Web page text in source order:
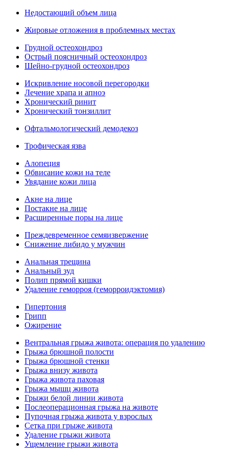
Недостающий объем лица
Жировые отложения в проблемных местах
Грудной остеохондроз
Острый поясничный остеохондроз
Шейно-грудной остеохондроз
Искривление носовой перегородки
Лечение храпа и апноэ
Хронический ринит
Хронический тонзиллит
Офтальмологический демодекоз
Трофическая язва
Алопеция
Обвисание кожи на теле
Увядание кожи лица
Акне на лице
Постакне на лице
Расширенные поры на лице
Преждевременное семяизвержение
Снижение либидо у мужчин
Анальная трещина
Анальный зуд
Полип прямой кишки
Удаление геморроя (геморроидэктомия)
Гипертония
Грипп
Ожирение
Вентральная грыжа живота: операция по удалению
Грыжа брюшной полости
Грыжа брюшной стенки
Грыжа внизу живота
Грыжа живота паховая
Грыжа мышц живота
Грыжи белой линии живота
Послеоперационная грыжа на животе
Пупочная грыжа живота у взрослых
Сетка при грыже живота
Удаление грыжи живота
Ущемление грыжи живота